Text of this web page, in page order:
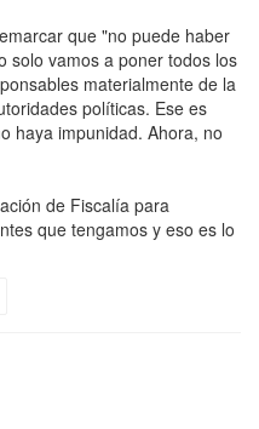
que "no puede haber
solo vamos a poner todos los
materialmente de la
políticas. Ese es
haya impunidad. Ahora, no
de Fiscalía para
que tengamos y eso es lo